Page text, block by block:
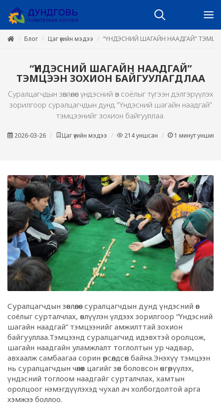
Блог Цаг үеийн мэдээ “ҮНДЭСНИЙ ШАГАЙН НААДГАЙ”
“ҮНДЭСНИЙ ШАГАЙН НААДГАЙ”
ТЭМЦЭЭН ЗОХИОН БАЙГУУЛАГДЛАА
Суралцагчдын зөвлөлөөс үндэсний өв соёлыг түгээн дэлгэрүүлэх
зорилгоор суралцагчдын дунд “Үндэсний шагайн наадгай”
тэмцээнийг зохион байгууллаа.
2026-03-26 Цаг үеийн мэдээ 214уншсан 1 минут уншина
Суралцагчдын зөвлөлөөс суралцагчдын дунд үндэсний өв
соёлыг сурталчлах, өвлүүлэн үлдээх зорилгоор “Үндэсний
шагайн наадгай” тэмцээнийг амжилттай зохион
байгууллаа.Тэмцээнд суралцагчид идэвхтэй оролцож,
шагайн наадгайн уламжлалт тоглолтын ур чадвар,
авхаалж самбаагаа сорин өрсөлдсөн байна.Энэхүү тэмцээн
нь суралцагчдын чөлөөт цагийг зөв боловсон өнгөрүүлэх,
үндэсний тоглоом наадгайг сурталчлах, хамтын
оролцоог нэмэгдүүлэхэд чухал ач холбогдолтой арга
хэмжээ боллоо.